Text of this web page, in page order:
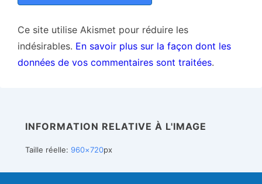
Ce site utilise Akismet pour réduire les
indésirables. En savoir plus sur la façon dont les
données de vos commentaires sont traitées.
INFORMATION RELATIVE À L'IMAGE
Taille réelle: 960×720px